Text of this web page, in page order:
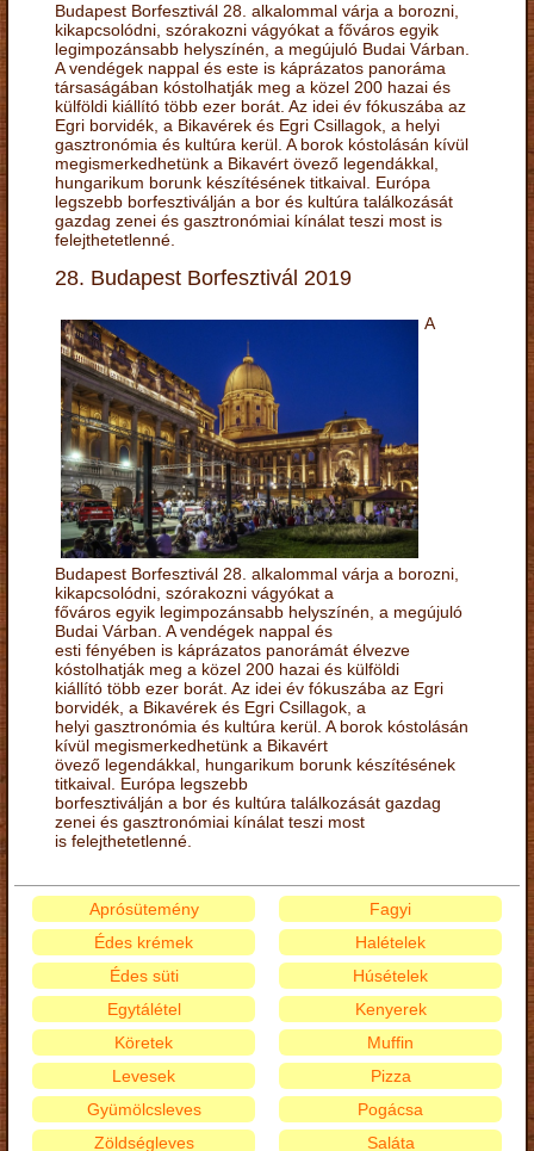
Budapest Borfesztivál 28. alkalommal várja a borozni,
kikapcsolódni, szórakozni vágyókat a főváros egyik
legimpozánsabb helyszínén, a megújuló Budai Várban.
A vendégek nappal és este is káprázatos panoráma
társaságában kóstolhatják meg a közel 200 hazai és
külföldi kiállító több ezer borát. Az idei év fókuszába az
Egri borvidék, a Bikavérek és Egri Csillagok, a helyi
gasztronómia és kultúra kerül. A borok kóstolásán kívül
megismerkedhetünk a Bikavért övező legendákkal,
hungarikum borunk készítésének titkaival. Európa
legszebb borfesztiválján a bor és kultúra találkozását
gazdag zenei és gasztronómiai kínálat teszi most is
felejthetetlenné.
28. Budapest Borfesztivál 2019
A
Budapest Borfesztivál 28. alkalommal várja a borozni,
kikapcsolódni, szórakozni vágyókat a
főváros egyik legimpozánsabb helyszínén, a megújuló
Budai Várban. A vendégek nappal és
esti fényében is káprázatos panorámát élvezve
kóstolhatják meg a közel 200 hazai és külföldi
kiállító több ezer borát. Az idei év fókuszába az Egri
borvidék, a Bikavérek és Egri Csillagok, a
helyi gasztronómia és kultúra kerül. A borok kóstolásán
kívül megismerkedhetünk a Bikavért
övező legendákkal, hungarikum borunk készítésének
titkaival. Európa legszebb
borfesztiválján a bor és kultúra találkozását gazdag
zenei és gasztronómiai kínálat teszi most
is felejthetetlenné.
Aprósütemény
Édes krémek
Édes süti
Egytálétel
Fagyi
Halételek
Húsételek
Kenyerek
Köretek
Levesek
Gyümölcsleves
Zöldségleves
Muffin
Pizza
Pogácsa
Saláta